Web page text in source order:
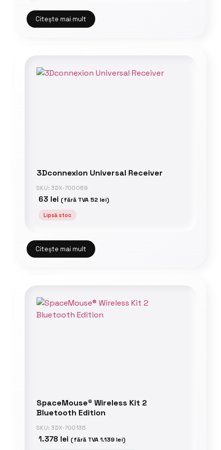
Citește mai mult
3Dconnexion Universal Receiver
SKU: 3DX-700069
63 lei (fără TVA 52 lei)
Lipsă stoc
Citește mai mult
SpaceMouse® Wireless Kit 2
Bluetooth Edition
SKU: 3DX-700136
1.378 lei (fără TVA1.139 lei)